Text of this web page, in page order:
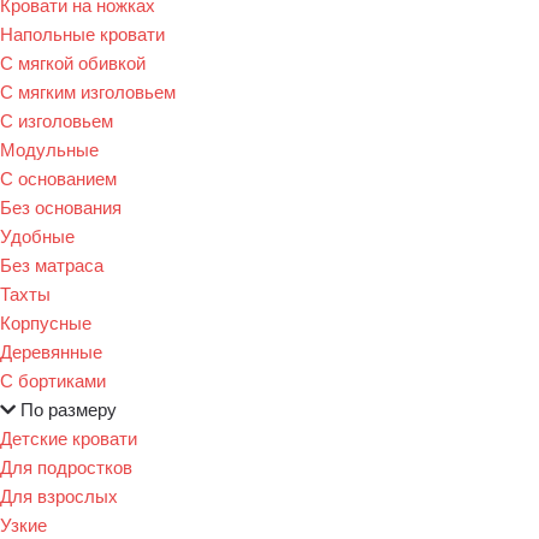
Напольные кровати
С мягкой обивкой
С мягким изголовьем
С изголовьем
Модульные
С основанием
Без основания
Удобные
Без матраса
Тахты
Корпусные
Деревянные
С бортиками
По размеру
Детские кровати
Для подростков
Для взрослых
Узкие